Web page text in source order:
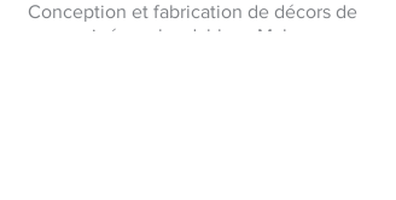
Conception et fabrication de décors de
cinéma abordables uMake